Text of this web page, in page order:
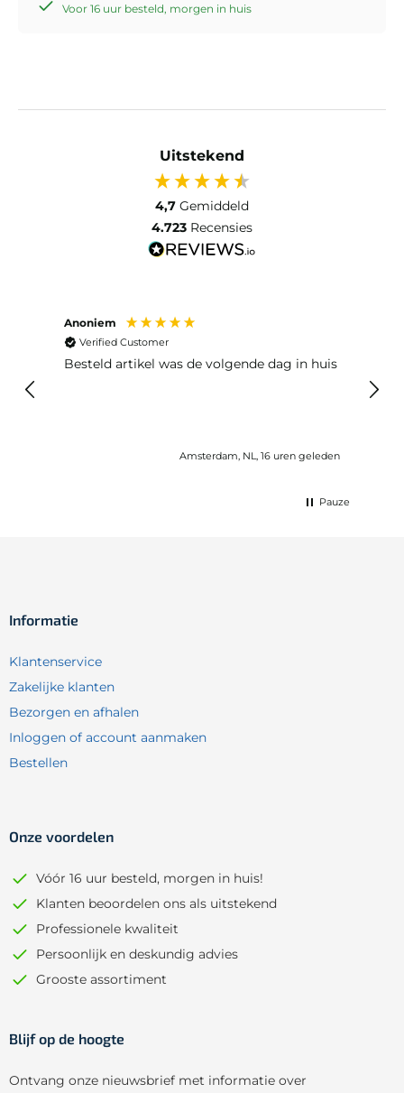
Voor 16 uur besteld, morgen in huis
Uitstekend
4,7 Gemiddeld
4.723 Recensies
Anoniem
Verified Customer
Besteld artikel was de volgende dag in huis
Amsterdam, NL, 16 uren geleden
Pauze
Informatie
Klantenservice
Zakelijke klanten
Bezorgen en afhalen
Inloggen of account aanmaken
Bestellen
Onze voordelen
Vóór 16 uur besteld, morgen in huis!
Klanten beoordelen ons als uitstekend
Professionele kwaliteit
Persoonlijk en deskundig advies
Grooste assortiment
Blijf op de hoogte
Ontvang onze nieuwsbrief met informatie over